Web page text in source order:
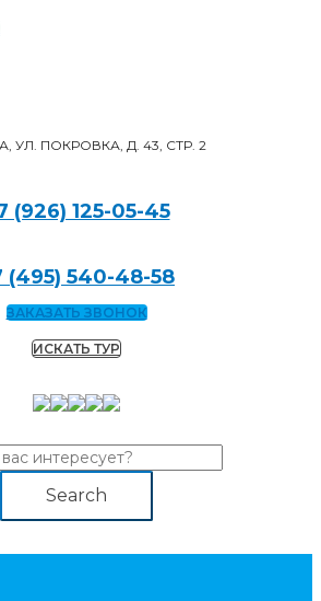
УЛ. ПОКРОВКА, Д. 43, СТР. 2
(926) 125-05-45
(495) 540-48-58
ЗАКАЗАТЬ ЗВОНОК
ИСКАТЬ ТУР
Search